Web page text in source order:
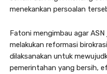
menekankan persoalan
Fatoni mengimbau agar
melakukan reformasi
dilaksanakan untuk
pemerintahan yang bersih,